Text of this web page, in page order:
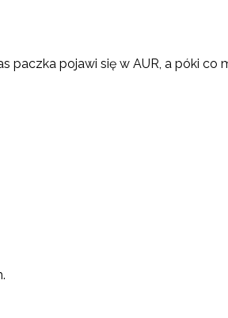
paczka pojawi się w AUR, a póki co